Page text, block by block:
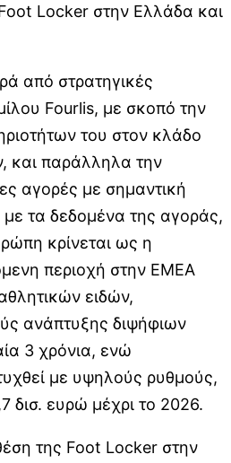
Locker στην Ελλάδα και
από στρατηγικές
Fourlis, με σκοπό την
του στον κλάδο
και παράλληλα την
αγορές με σημαντική
τα δεδομένα της αγοράς,
κρίνεται ως η
περιοχή στην EMEA
ειδών,
ανάπτυξης διψήφιων
3 χρόνια, ενώ
με υψηλούς ρυθμούς,
δισ. ευρώ μέχρι το 2026.
της Foot Locker στην